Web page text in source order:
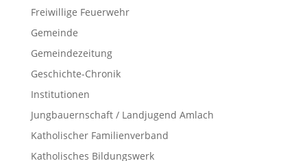
Freiwillige Feuerwehr
Gemeinde
Gemeindezeitung
Geschichte-Chronik
Institutionen
Jungbauernschaft / Landjugend Amlach
Katholischer Familienverband
Katholisches Bildungswerk